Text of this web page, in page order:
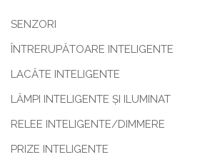
SENZORI
ÎNTRERUPĂTOARE INTELIGENTE
LACĂTE INTELIGENTE
LĂMPI INTELIGENTE ȘI ILUMINAT
RELEE INTELIGENTE/DIMMERE
PRIZE INTELIGENTE